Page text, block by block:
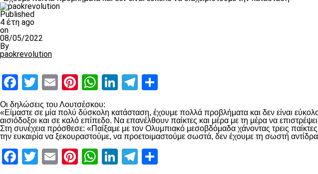
Published
4 έτη ago
on
08/05/2022
By
paokrevolution
Facebook
Twitter
EmailPinterest
WhatsApp
LinkedIn
Telegram
Οι δηλώσεις του Λουτσέσκου:
«Είμαστε σε μία πολύ δύσκολη κατάσταση, έχουμε πολλά προβλήματα και δεν είναι
αισιόδοξοι και σε καλό επίπεδο. Να επανέλθουν παίκτες και μέρα με τη μέρα να
Στη συνέχεια πρόσθεσε: «Παίξαμε με τον Ολυμπιακό μεσοβδόμαδα χάνοντας τρεις
την ευκαιρία να ξεκουραστούμε, να προετοιμαστούμε σωστά, δεν έχουμε τη σωστή
Facebook
Twitter
EmailPinterest
WhatsApp
LinkedIn
Telegram